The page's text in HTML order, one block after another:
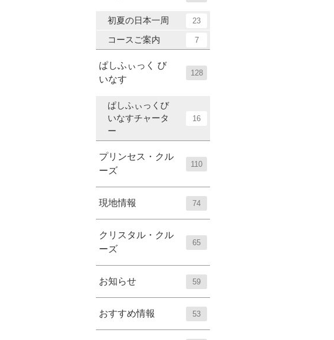
初夏の日本一周 23
コースご案内 7
ぱしふぃっく び
いなす
128
ぱしふぃっくび
いなすチャータ
ー
16
プリンセス・クル
ーズ
110
現地情報 74
クリスタル・クル
ーズ
65
お知らせ 59
おすすめ情報 53